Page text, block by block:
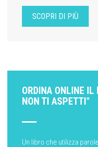
SCOPRI DI PIÙ
ORDINA ONLINE IL
NON TI ASPETTI"
Un libro che utilizza